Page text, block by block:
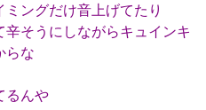
ングだけ音上げてたり
そうにしながらキュインキ
らな
るんや